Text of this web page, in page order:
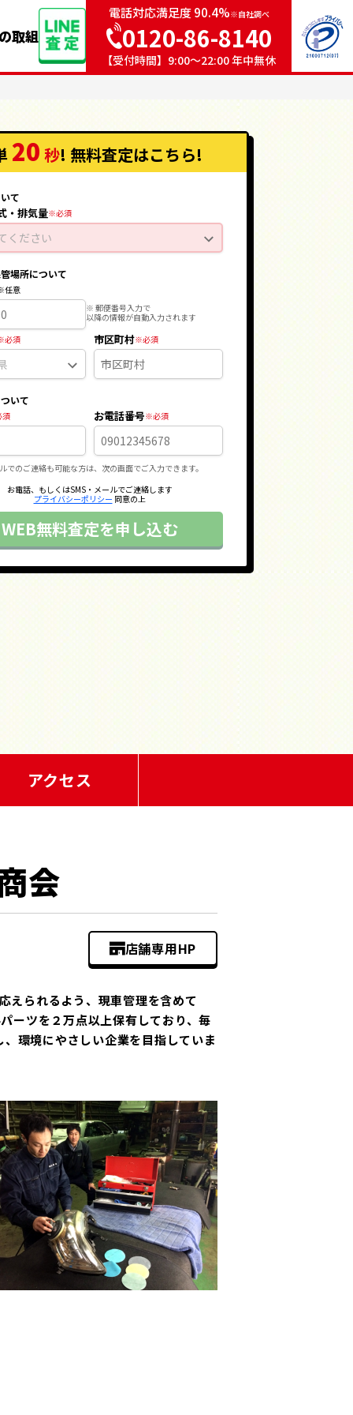
取組
電話対応満足度 90.4%※自社調べ
0120-86-8140
【受付時間】9:00〜22:00 年中無休
20 秒! 無料査定はこちら!
て
・排気量
ください
場所について
※ 郵便番号入力で
以降の情報が自動入力されます
市区町村
いて
お電話番号
でのご連絡も可能な方は、次の画面でご入力できます。
お電話、もしくはSMS・メールでご連絡します
プライバシーポリシー 同意の上
WEB無料査定を申し込む
アクセス
会
店舗専用HP
えられるよう、現車管理を含めて
ーツを２万点以上保有しており、毎
環境にやさしい企業を目指していま